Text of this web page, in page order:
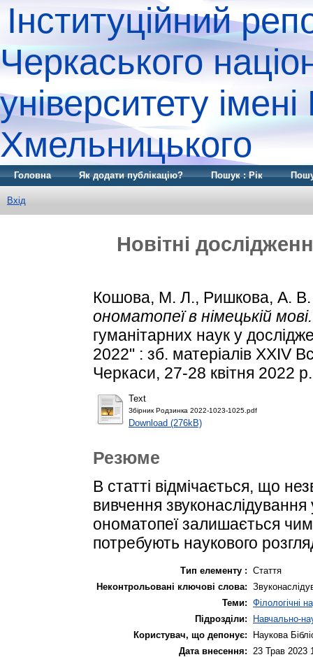
Інституційний
Черкаського
університету
Хмельницького
Головна Як додати публікацію? Пошук : Рік
Вхід
Новітні
Кошова, М. Л., Ришкова, А. В.
ономатопеї в німецькій мові.
гуманітарних наук у
2022" : зб. матеріалів XXIV
Черкаси, 27-28 квітня 2022
Text
Збірник Родзинка 2022-1023-1025.pdf
Download (276kB)
Резюме
В статті відмічається, що
вивчення звуконаслідування
ономатопеї залишається
потребують наукового
Тип елементу : Стаття
Неконтрольовані ключові слова:
Теми: Філологічні
Підрозділи:
Навчально-
Користувач, що депонує:
Наукова
Дата внесення:
23 Трав 2023